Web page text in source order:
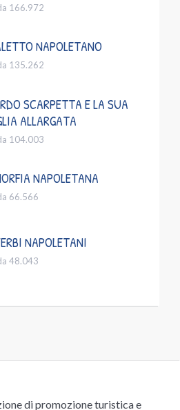
166.972
NAPOLETANO
135.262
SCARPETTA E LA SUA
ALLARGATA
104.003
NAPOLETANA
66.566
NAPOLETANI
48.043
di promozione turistica e